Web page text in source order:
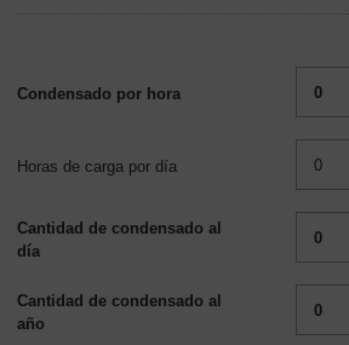
Condensado por hora
Horas de carga por día
Cantidad de condensado al
día
Cantidad de condensado al
año